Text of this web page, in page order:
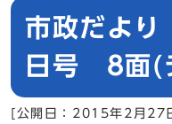
市政だよ
日号 8面(
[公開日：2015年2月27